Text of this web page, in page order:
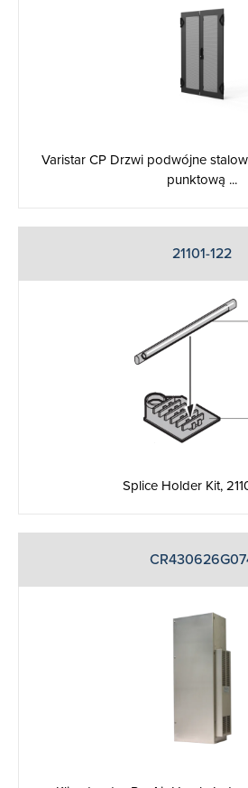
Varistar CP Drzwi podwójne
punktową ...
21101-122
Splice Holder Kit,